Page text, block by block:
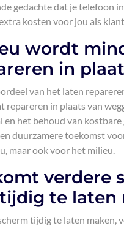
gedachte dat je telefoon
kosten voor jou als
wordt
in
van het laten
repareren in plaats van
en het behoud van
duurzamere toekomst
maar ook voor het milieu.
verdere
te laten
tijdig te laten maken,